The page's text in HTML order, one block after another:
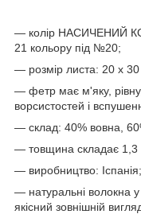
— колір НАСИЧЕНИЙ
21 кольору під №20;
— розмір листа: 20 х
— фетр має м'яку,
ворсистостей і
— склад: 40% вовна,
— товщина складає
— виробництво: Іспанія;
— натуральні волокна у
якісний зовнішній